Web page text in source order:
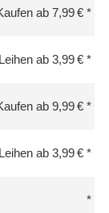
ab 7,99 €
Leihen ab 3,99 €
ab 9,99 €
Leihen ab 3,99 €